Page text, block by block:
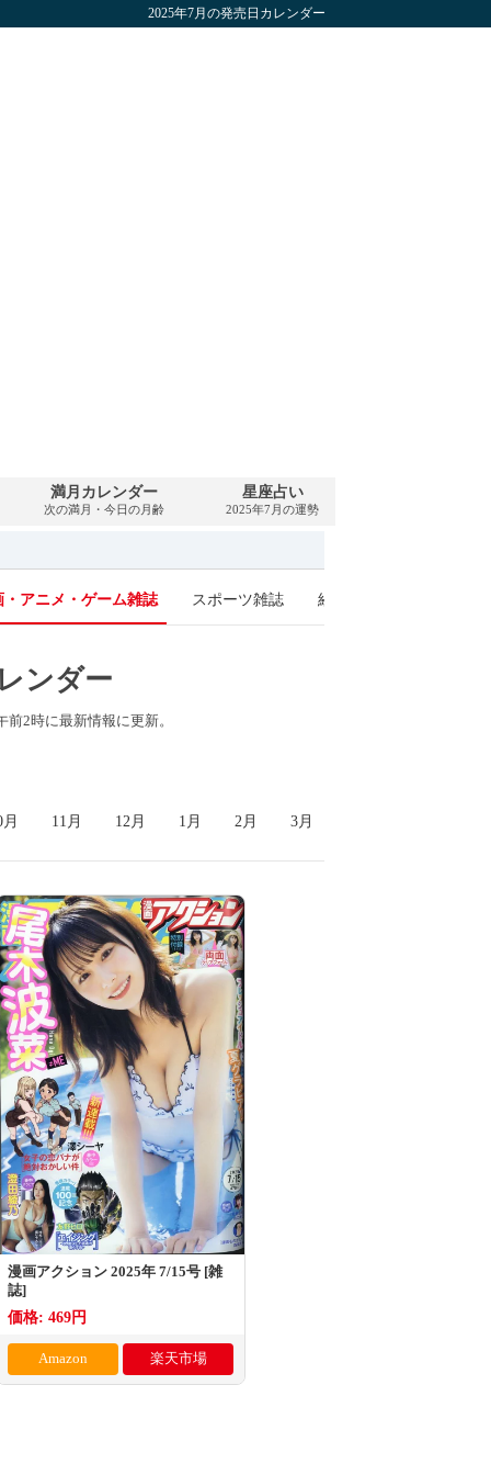
2025年7月の発売日カレンダー
満月カレンダー
次の満月・今日の月齢
星座占い
2025年7月の運勢
・アニメ・ゲーム雑誌 スポーツ雑誌 経済・ビジネス・投資雑
ンダー
前2時に最新情報に更新。
11月 12月 1月 2月 3月
漫画アクション 2025年 7/15号 [雑
誌]
価格: 469円
Amazon 楽天市場